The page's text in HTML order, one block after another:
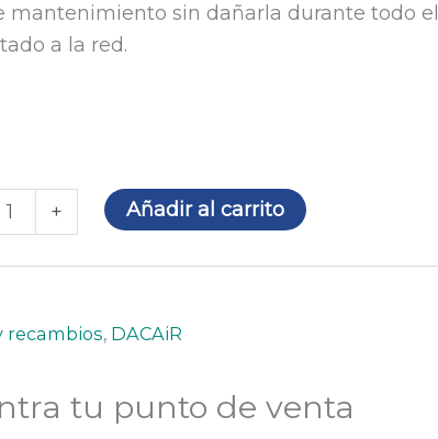
mantenimiento sin dañarla durante todo el
a la red.
+ Añadir al carrito
recambios, DACAiR
tu punto de venta